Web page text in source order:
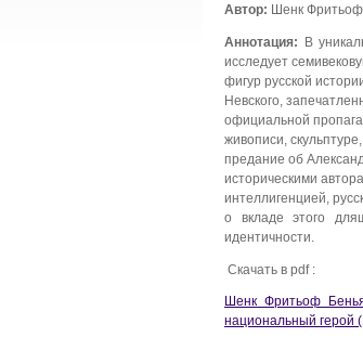
Автор: Шенк
Аннотация: В
исследует
фигур русской
Невского,
официальной
живописи,
предание об
историческими
интеллигенцией,
о вкладе этого
идентичности.
Скачать в pdf :
Шенк Фритьоф
национальный герой